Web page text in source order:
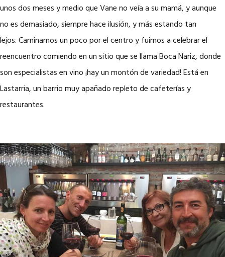
unos dos meses y medio que Vane no veía a su mamá, y aunque
no es demasiado, siempre hace ilusión, y más estando tan
lejos. Caminamos un poco por el centro y fuimos a celebrar el
reencuentro comiendo en un sitio que se llama Boca Nariz, donde
son especialistas en vino ¡hay un montón de variedad! Está en
Lastarria, un barrio muy apañado repleto de cafeterías y
restaurantes.